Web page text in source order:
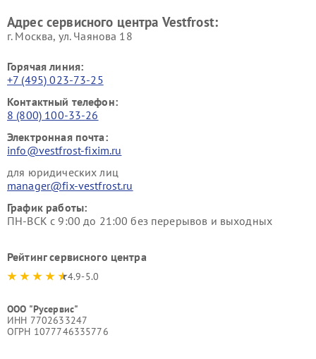
Адрес сервисного центра Vestfrost:
г. Москва, ул. Чаянова 18
Горячая линия:
+7 (495) 023-73-25
Контактный телефон:
8 (800) 100-33-26
Электронная почта:
info@vestfrost-fixim.ru
для юридических лиц
manager@fix-vestfrost.ru
График работы:
ПН-ВСК с 9:00 до 21:00 без перерывов и выходных
Рейтинг сервисного центра
4.9-5.0
ООО "Русервис"
ИНН 7702633247
ОГРН 1077746335776